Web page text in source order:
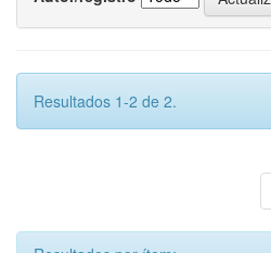
Resultados 1-2 de 2.